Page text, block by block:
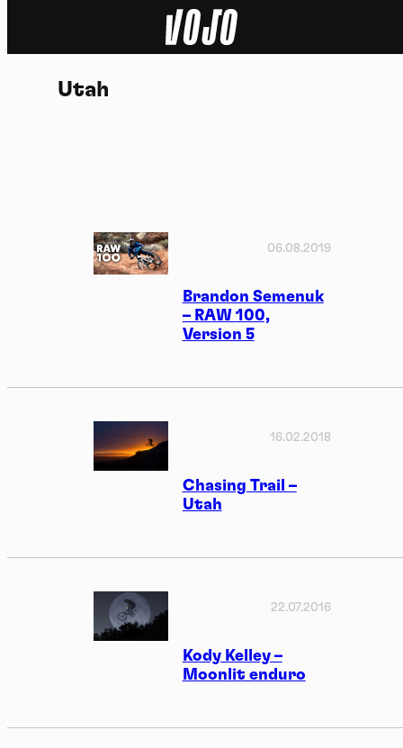
Tech
Dossier
Vidéos
Podcasts
Utah
Brandon Semenuk
– RAW 100,
Version 5
06.08.2019
Chasing Trail –
Utah
16.02.2018
Kody Kelley –
Moonlit enduro
22.07.2016